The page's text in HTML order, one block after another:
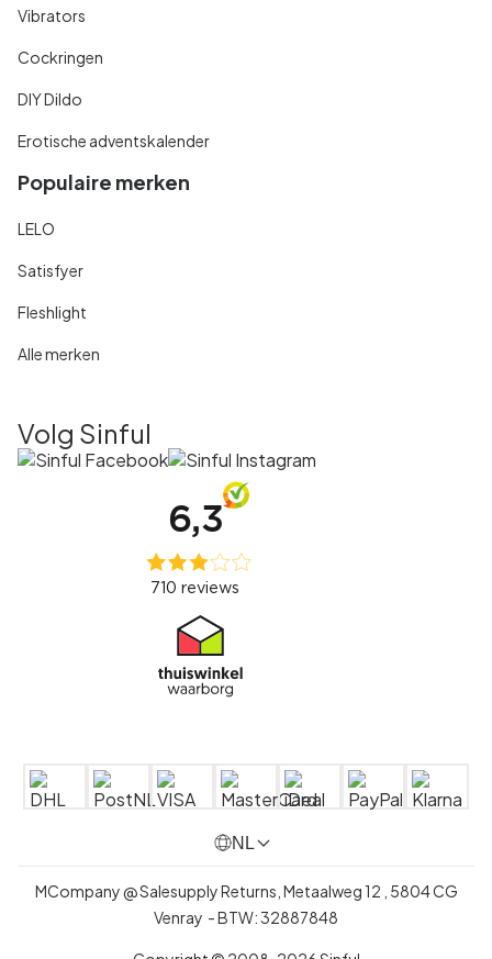
Vibrators
Cockringen
DIY Dildo
Erotische adventskalender
Populaire merken
LELO
Satisfyer
Fleshlight
Alle merken
Volg Sinful
NL
MCompany @ Salesupply Returns, Metaalweg 12 5804 CG
Venray - BTW:32887848